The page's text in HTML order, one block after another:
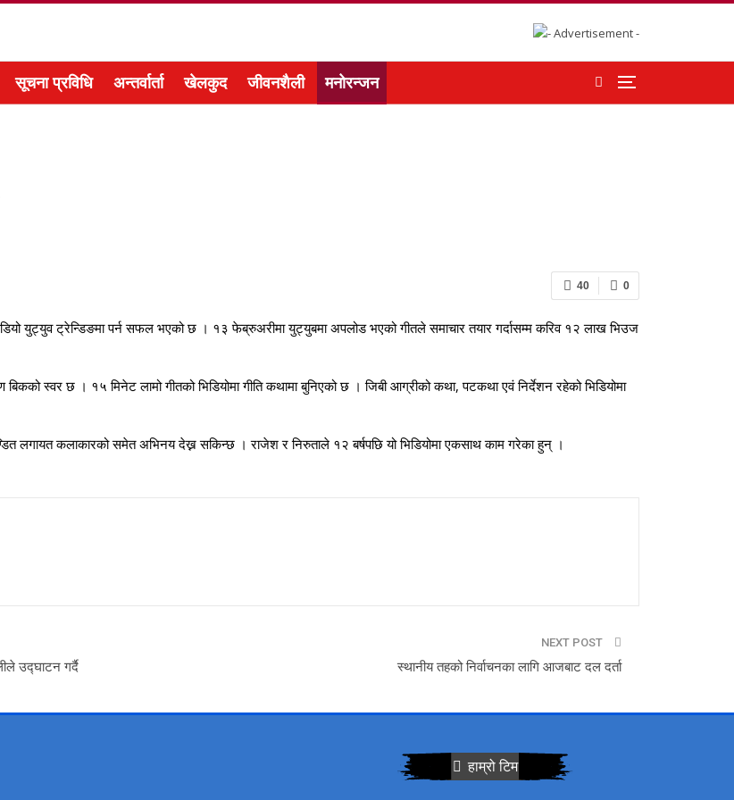
सूचना प्रविधि अन्तर्वार्ता खेलकुद जीवनशैली मनोरन्जन
0
40
युट्युव ट्रेन्डिङमा पर्न सफल भएको छ । १३ फेब्रुअरीमा युट्युबमा अपलोड भएको गीतले समाचार तयार गर्दासम्म करिव १२ लाख भिउज
स्वर छ । १५ मिनेट लामो गीतको भिडियोमा गीति कथामा बुनिएको छ । जिबी आग्रीको कथा, पटकथा एवं निर्देशन रहेको भिडियोमा
लगायत कलाकारको समेत अभिनय देख्न सकिन्छ । राजेश र निरुताले १२ बर्षपछि यो भिडियोमा एकसाथ काम गरेका हुन् ।
उद्घाटन गर्दै
NEXT POST
स्थानीय तहको निर्वाचनका लागि आजबाट दल दर्ता
हाम्रो टिम